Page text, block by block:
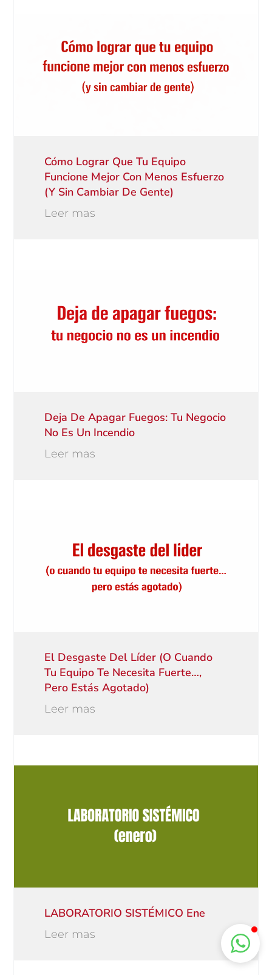
Cómo Lograr Que Tu Equipo
Funcione Mejor Con Menos Esfuerzo
(y Sin Cambiar De Gente)
Leer mas
Deja De Apagar Fuegos: Tu Negocio
No Es Un Incendio
Leer mas
El Desgaste Del Líder (o Cuando
Tu Equipo Te Necesita Fuerte…,
Pero Estás Agotado)
Leer mas
LABORATORIO SISTÉMICO Ene
Leer mas